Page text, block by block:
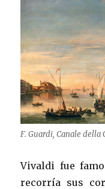
F. Guardi, Canale della
Vivaldi fue
recorría sus